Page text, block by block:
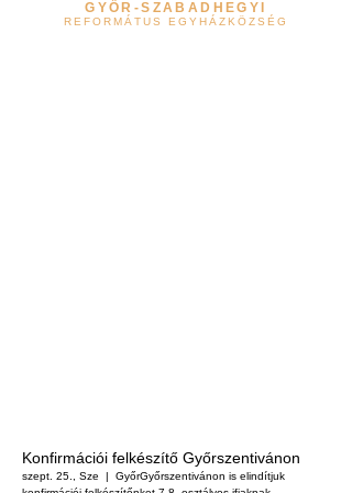
GYŐR-SZABADHEGYI
REFORMÁTUS EGYHÁZKÖZSÉG
Konfirmációi felkészítő Győrszentivánon
szept. 25., Sze
  |
GyőrGyőrszentivánon is elindítjuk